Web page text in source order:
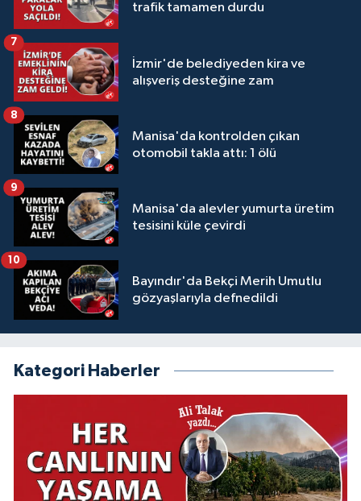
trafik tamamen durdu
İzmir'de belediyeden kira ve
alışveriş desteğine zam
7
Manisa'da kontrolden çıkan
otomobil takla attı: 1 ölü
8
Manisa'da alevler yumurta üretim
tesisini küle çevirdi
9
Bayındır'da Bekçi Merih Umutlu
gözyaşlarıyla defnedildi
10
Kategori Haberler